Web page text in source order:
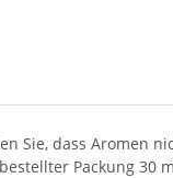
Sie, dass Aromen
Packung 30